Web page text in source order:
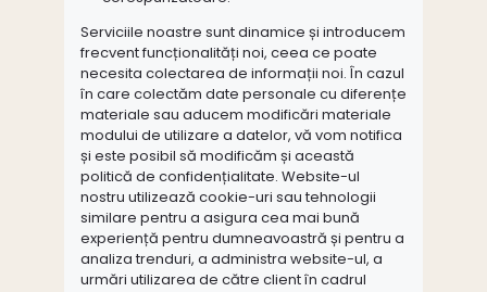
Serviciile noastre sunt dinamice și introducem
frecvent funcționalități noi, ceea ce poate
necesita colectarea de informații noi. În cazul
în care colectăm date personale cu diferențe
materiale sau aducem modificări materiale
modului de utilizare a datelor, vă vom notifica
și este posibil să modificăm și această
politică de confidențialitate. Website-ul
nostru utilizează cookie-uri sau tehnologii
similare pentru a asigura cea mai bună
experiență pentru dumneavoastră și pentru a
analiza trenduri, a administra website-ul, a
urmări utilizarea de către client în cadrul